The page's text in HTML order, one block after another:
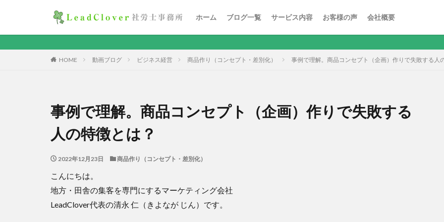
ホーム ブログ一覧 サービス内容 お客様の声 会社概要
HOME 動画ブログ ビジネス経営 商品作り（コンセプト・差別化） 事例で理解。商品コンセプト（企画）作りで失敗する人
事例で理解。商品コンセプト（企画）作りで失敗する
人の特徴とは？
2022年12月23日 商品作り（コンセプト・差別化）
こんにちは。
地方・田舎の集客を専門にするマーケティング会社
LeadClover代表の清永 仁（きよなが じん）です。